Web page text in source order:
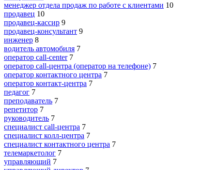
менеджер отдела продаж по работе с клиентами 10
продавец 10
продавец-кассир 9
продавец-консультант 9
инженер 8
водитель автомобиля 7
оператор call-center 7
оператор call-центра (оператор на телефоне) 7
оператор контактного центра 7
оператор контакт-центра 7
педагог 7
преподаватель 7
репетитор 7
руководитель 7
специалист call-центра 7
специалист колл-центра 7
специалист контактного центра 7
телемаркетолог 7
управляющий 7